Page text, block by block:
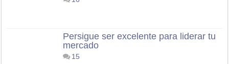
Persigue ser excelente para liderar tu
mercado
15